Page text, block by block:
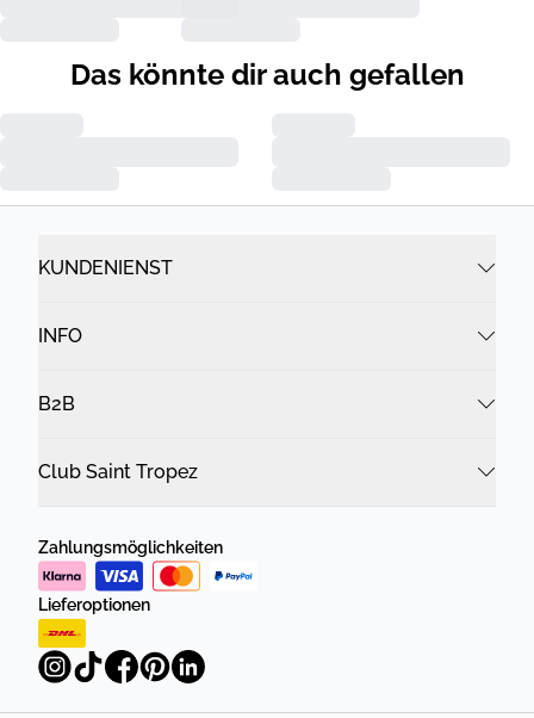
Das könnte dir auch gefallen
KUNDENIENST
INFO
B2B
Club Saint Tropez
Zahlungsmöglichkeiten
Lieferoptionen